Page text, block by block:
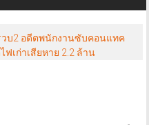
วบ2 อดีตพนักงานซับคอนแทค
ฟเก่าเสียหาย 2.2 ล้าน